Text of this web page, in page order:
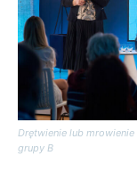
Drętwienie lub
grupy B